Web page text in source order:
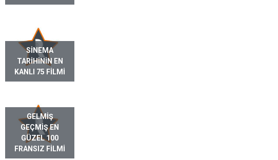
SINEMA
TARIHININ EN
KANLI 75 FILMI
GELMIŞ
GEÇMIŞ EN
GÜZEL 100
FRANSIZ FILMI